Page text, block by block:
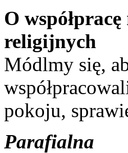
O
religijnych
Módlmy się,
pokoju,
Parafialna